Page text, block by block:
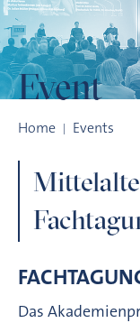
Event
Home Events
Das